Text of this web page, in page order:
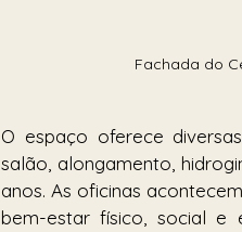
Fachada do
O espaço oferece
salão, alongamento,
anos. As oficinas
bem-estar físico, social e